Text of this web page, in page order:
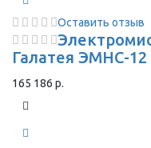
Оставить отзыв
Галатея ЭМНС-12
165 186 р.